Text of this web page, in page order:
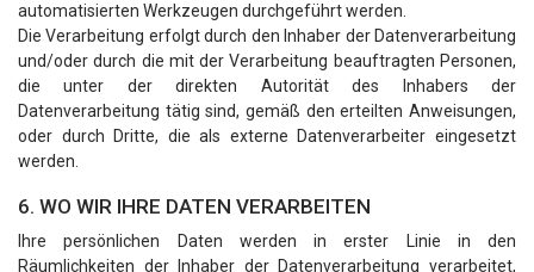
automatisierten Werkzeugen durchgeführt werden.
Die Verarbeitung erfolgt durch den Inhaber der Datenverarbeitung
und/oder durch die mit der Verarbeitung beauftragten Personen,
die unter der direkten Autorität des Inhabers der
Datenverarbeitung tätig sind, gemäß den erteilten Anweisungen,
oder durch Dritte, die als externe Datenverarbeiter eingesetzt
werden.
6. WO WIR IHRE DATEN VERARBEITEN
Ihre persönlichen Daten werden in erster Linie in den
Räumlichkeiten der Inhaber der Datenverarbeitung verarbeitet,